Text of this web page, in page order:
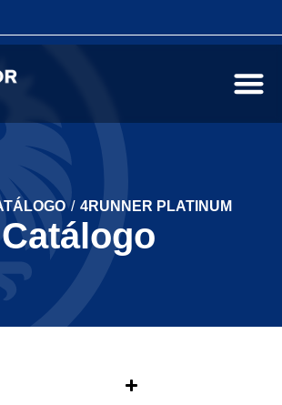
/ 4RUNNER PLATINUM
Catálogo